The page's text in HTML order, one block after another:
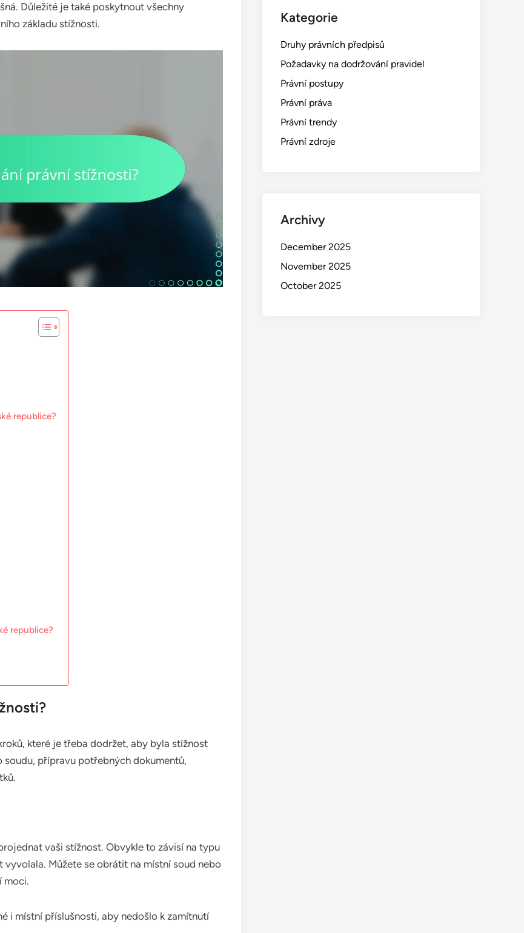
Důležité je také poskytnout všechny
základu stížnosti.
republice?
republice?
které je třeba dodržet, aby byla stížnost
přípravu potřebných dokumentů,
vaši stížnost. Obvykle to závisí na typu
Můžete se obrátit na místní soud nebo
moci.
i místní příslušnosti, aby nedošlo k zamítnutí
Kategorie
Druhy právních předpisů
Požadavky na dodržování pravidel
Právní postupy
Právní práva
Právní trendy
Právní zdroje
Archivy
December 2025
November 2025
October 2025